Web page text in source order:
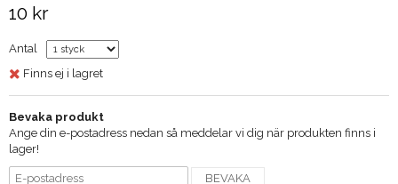
10 kr
Antal
Finns ej i lagret
Bevaka produkt
Ange din e-postadress nedan så meddelar vi dig när produkten finns i
lager!
BEVAKA